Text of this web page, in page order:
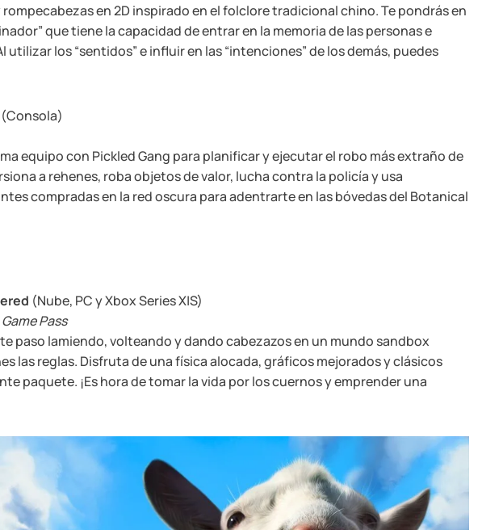
en 2D inspirado en el folclore tradicional chino. Te pondrás en
que tiene la capacidad de entrar en la memoria de las personas e
utilizar los “sentidos” e influir en las “intenciones” de los demás, puedes
(Consola)
equipo con Pickled Gang para planificar y ejecutar el robo más extraño de
a rehenes, roba objetos de valor, lucha contra la policía y usa
compradas en la red oscura para adentrarte en las bóvedas del Botanical
(Nube, PC y Xbox Series X|S)
Pass
paso lamiendo, volteando y dando cabezazos en un mundo sandbox
las reglas. Disfruta de una física alocada, gráficos mejorados y clásicos
paquete. ¡Es hora de tomar la vida por los cuernos y emprender una